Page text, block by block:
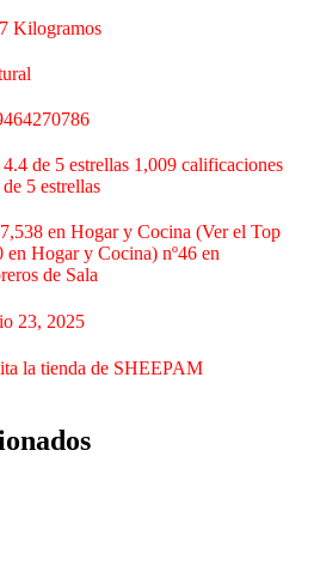
Kilogramos
de 5 estrellas 1,009 calificaciones
5 estrellas
en Hogar y Cocina (Ver el Top
en Hogar y Cocina) nº46 en
de Sala
23, 2025
la tienda de SHEEPAM